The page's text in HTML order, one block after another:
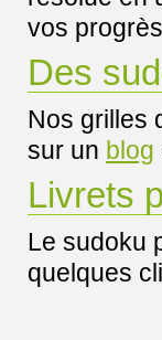
vos
Des
Nos grilles
sur un blog
Livrets
Le sudoku
quelques